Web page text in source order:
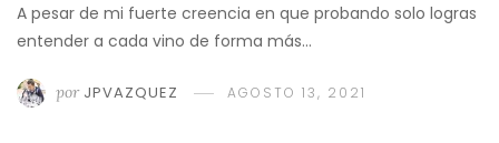
A pesar de mi fuerte creencia en que probando solo logras
entender a cada vino de forma más…
por JPVAZQUEZ AGOSTO 13, 2021